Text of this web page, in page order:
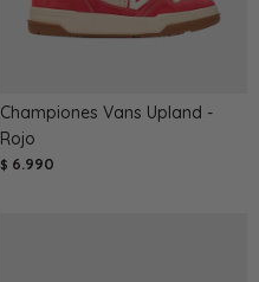
Championes Vans Upland -
Rojo
$ 6.990